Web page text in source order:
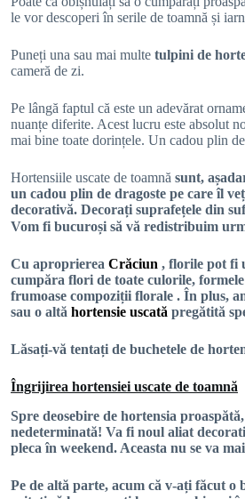
le vor descoperi în serile de toamnă și
Puneți una sau mai multe tulpini de
cameră de zi.
Pe lângă faptul că este un adevărat
nuanțe diferite. Acest lucru este absolut
mai bine toate dorințele. Un cadou plin
Hortensiile uscate de toamnă sunt,
un cadou plin de dragoste pe care îl
decorativă. Decorați suprafețele din
Vom fi bucuroși să vă redistribuim
Cu aproprierea Crăciun , florile pot fi
cumpăra flori de toate culorile,
frumoase compoziții florale . În plus,
sau o altă hortensie uscată pregătită
Lăsați-vă tentați de buchetele de
Îngrijirea hortensiei uscate de toamnă
Spre deosebire de hortensia
nedeterminată! Va fi noul aliat
pleca în weekend. Aceasta nu se va
Pe de altă parte, acum că v-ați făcut o